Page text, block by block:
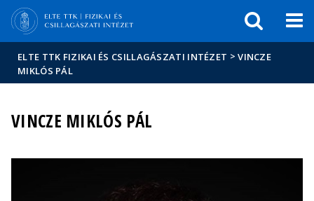
Események
sajtóban
ELTE TTK FIZIKAI ÉS CSILLAGÁSZATI INTÉZET >VINCZE
MIKLÓS PÁL
VINCZE MIKLÓS PÁL